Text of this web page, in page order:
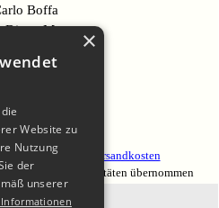
Boffa
Diego Morra
€)
(Festland)
Inseln zuzüglich
Versandkosten
Garantie bei Raritäten übernommen
×
Website zu
Nutzung
der
unserer
Informationen